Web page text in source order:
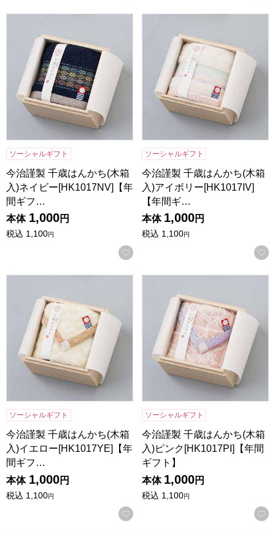
ソーシャルギフト
今治謹製 千歳はんかち(木箱
入)ネイビー[HK1017NV]【年
間ギフ…
本体 1,000円
税込 1,100円
お気に入りに登録する
ソーシャルギフト
今治謹製 千歳はんかち(木箱
入)アイボリー[HK1017IV]
【年間ギ…
本体 1,000円
税込 1,100円
今治謹製 千歳はんかち(木箱入)イエロー[HK1017YE]【年間
ソーシャルギフト
今治謹製 千歳はんかち(木箱
入)イエロー[HK1017YE]【年
間ギフ…
本体 1,000円
税込 1,100円
お気に入りに登録する
ソーシャルギフト
今治謹製 千歳はんかち(木箱
入)ピンク[HK1017PI]【年間
ギフト】
本体 1,000円
税込 1,100円